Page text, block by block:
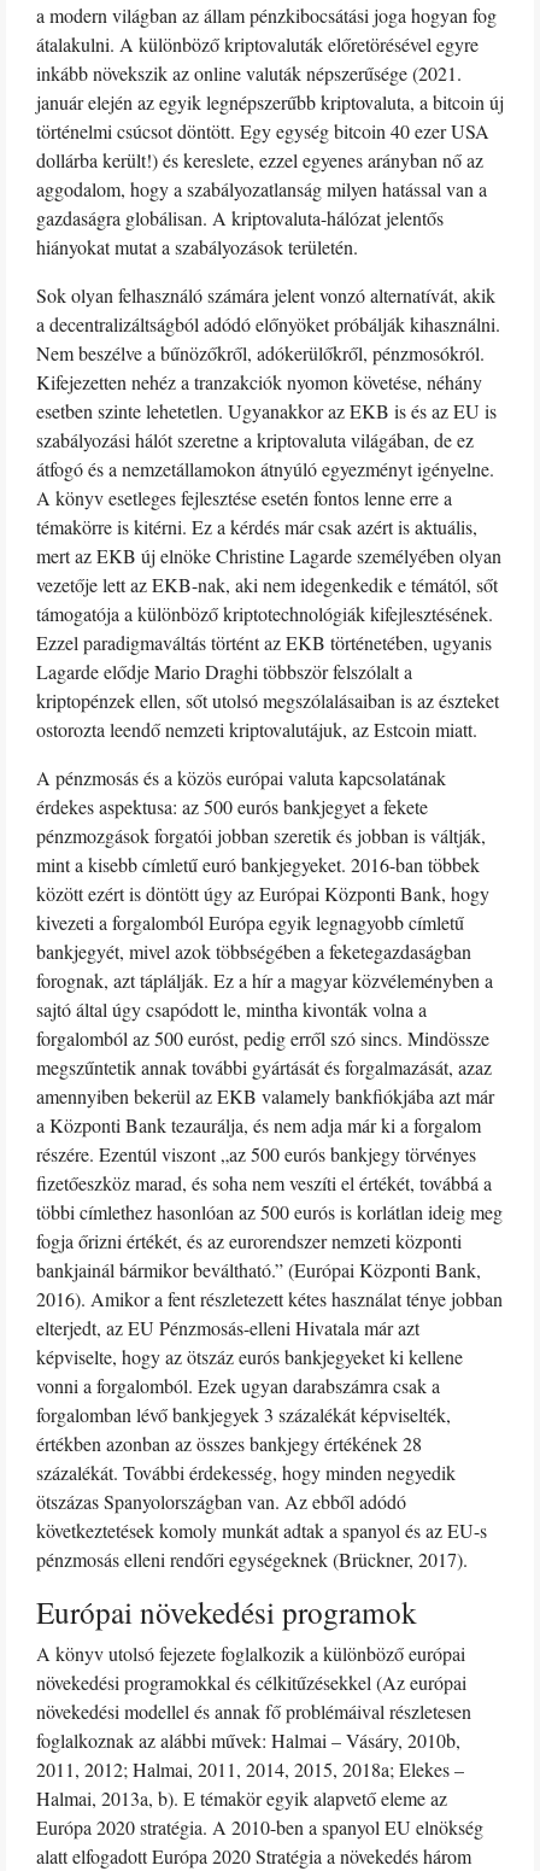
a modern világban az állam pénzkibocsátási joga hogyan fog
átalakulni. A különböző kriptovaluták előretörésével egyre
inkább növekszik az online valuták népszerűsége (2021.
január elején az egyik legnépszerűbb kriptovaluta, a bitcoin új
történelmi csúcsot döntött. Egy egység bitcoin 40 ezer USA
dollárba került!) és kereslete, ezzel egyenes arányban nő az
aggodalom, hogy a szabályozatlanság milyen hatással van a
gazdaságra globálisan. A kriptovaluta-hálózat jelentős
hiányokat mutat a szabályozások területén.
Sok olyan felhasználó számára jelent vonzó alternatívát, akik
a decentralizáltságból adódó előnyöket próbálják kihasználni.
Nem beszélve a bűnözőkről, adókerülőkről, pénzmosókról.
Kifejezetten nehéz a tranzakciók nyomon követése, néhány
esetben szinte lehetetlen. Ugyanakkor az EKB is és az EU is
szabályozási hálót szeretne a kriptovaluta világában, de ez
átfogó és a nemzetállamokon átnyúló egyezményt igényelne.
A könyv esetleges fejlesztése esetén fontos lenne erre a
témakörre is kitérni. Ez a kérdés már csak azért is aktuális,
mert az EKB új elnöke Christine Lagarde személyében olyan
vezetője lett az EKB-nak, aki nem idegenkedik e témától, sőt
támogatója a különböző kriptotechnológiák kifejlesztésének.
Ezzel paradigmaváltás történt az EKB történetében, ugyanis
Lagarde elődje Mario Draghi többször felszólalt a
kriptopénzek ellen, sőt utolsó megszólalásaiban is az észteket
ostorozta leendő nemzeti kriptovalutájuk, az Estcoin miatt.
A pénzmosás és a közös európai valuta kapcsolatának
érdekes aspektusa: az 500 eurós bankjegyet a fekete
pénzmozgások forgatói jobban szeretik és jobban is váltják,
mint a kisebb címletű euró bankjegyeket. 2016-ban többek
között ezért is döntött úgy az Európai Központi Bank, hogy
kivezeti a forgalomból Európa egyik legnagyobb címletű
bankjegyét, mivel azok többségében a feketegazdaságban
forognak, azt táplálják. Ez a hír a magyar közvéleményben a
sajtó által úgy csapódott le, mintha kivonták volna a
forgalomból az 500 euróst, pedig erről szó sincs. Mindössze
megszűntetik annak további gyártását és forgalmazását, azaz
amennyiben bekerül az EKB valamely bankfiókjába azt már
a Központi Bank tezaurálja, és nem adja már ki a forgalom
részére. Ezentúl viszont „az 500 eurós bankjegy törvényes
fizetőeszköz marad, és soha nem veszíti el értékét, továbbá a
többi címlethez hasonlóan az 500 eurós is korlátlan ideig meg
fogja őrizni értékét, és az eurorendszer nemzeti központi
bankjainál bármikor beváltható.” (Európai Központi Bank,
2016). Amikor a fent részletezett kétes használat ténye jobban
elterjedt, az EU Pénzmosás-elleni Hivatala már azt
képviselte, hogy az ötszáz eurós bankjegyeket ki kellene
vonni a forgalomból. Ezek ugyan darabszámra csak a
forgalomban lévő bankjegyek 3 százalékát képviselték,
értékben azonban az összes bankjegy értékének 28
százalékát. További érdekesség, hogy minden negyedik
ötszázas Spanyolországban van. Az ebből adódó
következtetések komoly munkát adtak a spanyol és az EU-s
pénzmosás elleni rendőri egységeknek (Brückner, 2017).
Európai növekedési programok
A könyv utolsó fejezete foglalkozik a különböző európai
növekedési programokkal és célkitűzésekkel (Az európai
növekedési modellel és annak fő problémáival részletesen
foglalkoznak az alábbi művek: Halmai – Vásáry, 2010b,
2011, 2012; Halmai, 2011, 2014, 2015, 2018a; Elekes –
Halmai, 2013a, b). E témakör egyik alapvető eleme az
Európa 2020 stratégia. A 2010-ben a spanyol EU elnökség
alatt elfogadott Európa 2020 Stratégia a növekedés három